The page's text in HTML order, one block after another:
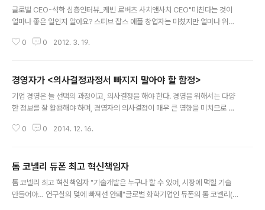
글로벌 CEO-석학 심층인터뷰_케빈 로버츠 사치앤사치 CEO"미친다는 것이
얼마나 좋은 일인지 알아요? 스티브 잡스 애플 창업자는 미쳤지만 얼마나 위대
사치앤사치(Saatchi & Saatchi)의 케빈 로버츠(63) 최고경영자(CEO)는 지
바로잡으라'(fail fast, learn fast, fix fast!)고 항상 강조한다"고 했다. 그가 직
원을 뽑는 기준도 '세상을 바꿀 자질이 있는지' 여부다. 실제 사치앤사치는 직원
채용 시 면접을 생략하는 대신 각국..
0 0 2012. 3. 19.
경영자가 <의사결정과정서 빠지지 말아야 할 함정>
기업 경영은 늘 선택의 과정이고, 의사결정을 해야 한다. 경영을 위해서는 다양
한 정보를 잘 활용해야 하며, 경영자의 의사결정이 매우 큰 영향을 미치므로 신
의사결정을 한다. ▲정보에 과도하게 의존하는 앵커링의 함정 일반적이고 치명
비중을 둠으로써 마치 거기에 닻을 내린 것처럼 이후의 사고 과정이 그 정보에
제약을 받게 되는 현상이다. 이 함정은 다양한 형태로 다가온다. 친구가 던지는
한마디 말이다 신문에 게재된 통계 자료 등 겉으로 보기에는 별 문제가 없는 정
0 0 2014. 12. 16.
톰 코넬리 듀폰 최고 혁신책임자
톰 코넬리 최고 혁신책임자 "기술개발은 누구나 할 수 있어, 시장에 먹힐 기술
만들어야… 연구실의 덫에 빠져선 안돼"글로벌 화학기업인 듀폰의 톰 코넬리(C